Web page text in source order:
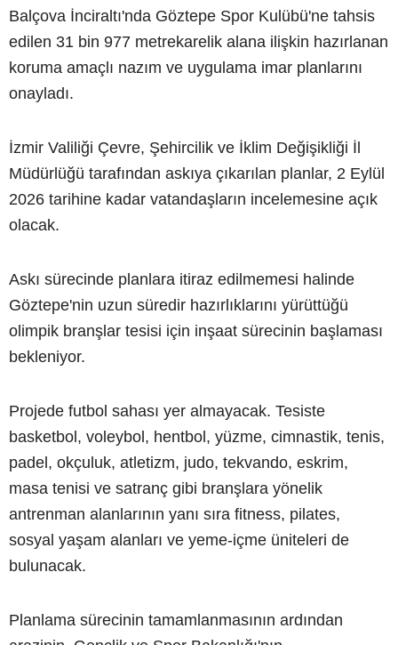
Balçova İnciraltı'nda Göztepe Spor Kulübü'ne tahsis
edilen 31 bin 977 metrekarelik alana ilişkin hazırlanan
koruma amaçlı nazım ve uygulama imar planlarını
onayladı.
İzmir Valiliği Çevre, Şehircilik ve İklim Değişikliği İl
Müdürlüğü tarafından askıya çıkarılan planlar, 2 Eylül
2026 tarihine kadar vatandaşların incelemesine açık
olacak.
Askı sürecinde planlara itiraz edilmemesi halinde
Göztepe'nin uzun süredir hazırlıklarını yürüttüğü
olimpik branşlar tesisi için inşaat sürecinin başlaması
bekleniyor.
Projede futbol sahası yer almayacak. Tesiste
basketbol, voleybol, hentbol, yüzme, cimnastik, tenis,
padel, okçuluk, atletizm, judo, tekvando, eskrim,
masa tenisi ve satranç gibi branşlara yönelik
antrenman alanlarının yanı sıra fitness, pilates,
sosyal yaşam alanları ve yeme-içme üniteleri de
bulunacak.
Planlama sürecinin tamamlanmasının ardından